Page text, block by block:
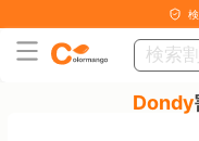
Dondy